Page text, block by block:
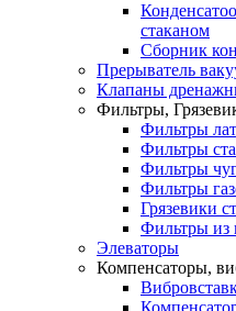
стаканом
Сборник
Прерыватель
Клапаны
Фильтры,
Фильтры
Фильтры
Фильтры
Фильтры
Грязевики
Фильтры из
Элеваторы
Компенсаторы,